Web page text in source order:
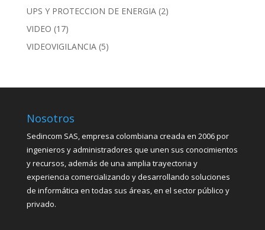
UPS Y PROTECCION DE ENERGIA (2)
VIDEO (17)
VIDEOVIGILANCIA (5)
Nosotros
Sedincom SAS, empresa colombiana creada en 2006 por
ingenieros y administradores que unen sus conocimientos
y recursos, además de una amplia trayectoria y
experiencia comercializando y desarrollando soluciones
de informática en todas sus áreas, en el sector público y
privado.